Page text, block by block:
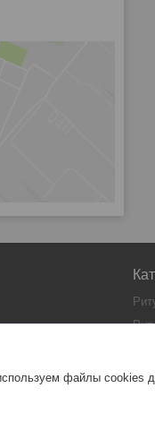
файлы cookies